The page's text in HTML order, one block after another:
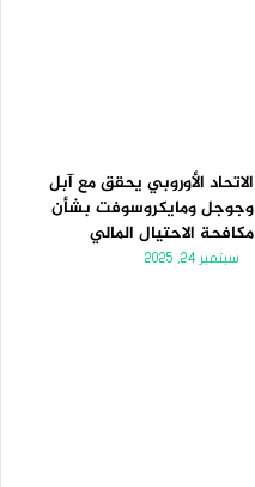
الاتحاد الأوروبي يحقق مع آبل
وجوجل ومايكروسوفت بشأن
مكافحة الاحتيال المالي
سبتمبر 24, 2025